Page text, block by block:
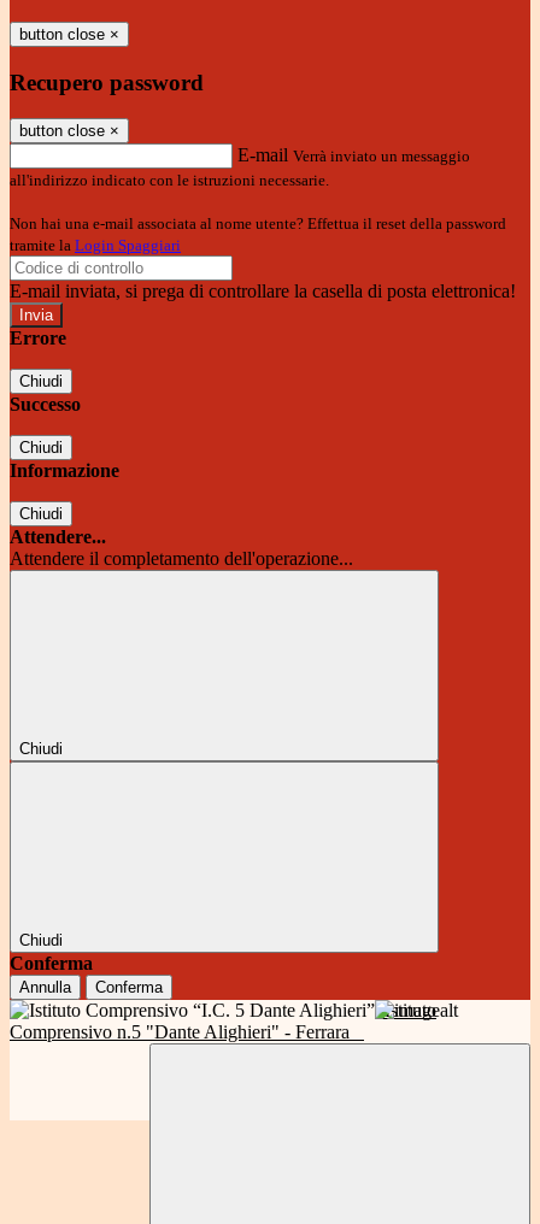
button close ×
Recupero password
button close ×
E-mail Verrà inviato un messaggio
all'indirizzo indicato con le istruzioni necessarie.
Non hai una e-mail associata al nome utente? Effettua il reset della password
tramite la Login Spaggiari
E-mail inviata, si prega di controllare la casella di posta elettronica!
Errore
Chiudi
Successo
Chiudi
Informazione
Chiudi
Attendere...
Attendere il completamento dell'operazione...
Chiudi
Chiudi
Conferma
Annulla Conferma
Istituto
Comprensivo n.5 "Dante Alighieri" - Ferrara